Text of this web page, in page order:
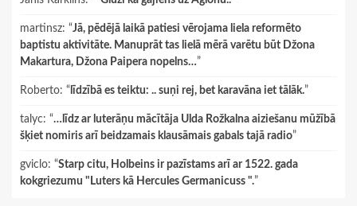
martinsz: “Jā, pēdējā laikā patiesi vērojama liela reformēto
baptistu aktivitāte. Manuprāt tas lielā mērā varētu būt Džona
Makartura, Džona Paipera nopelns…”
Roberto: “ līdzībā es teiktu: .. suņi rej, bet karavāna iet tālāk.”
talyc: “…līdz ar luterāņu mācītāja Ulda Rožkalna aiziešanu mūžībā
šķiet nomiris arī beidzamais klausāmais gabals tajā radio”
gviclo: “Starp citu, Holbeins ir pazīstams arī ar 1522. gada
kokgriezumu "Luters kā Hercules Germanicuss ".”